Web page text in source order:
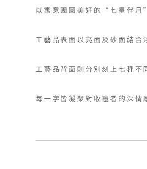
以寓意團圓美好的“七星伴月
工藝品表面以亮面及砂面結
工藝品背面則分別刻上七種
每一字皆凝聚對收禮者的深情